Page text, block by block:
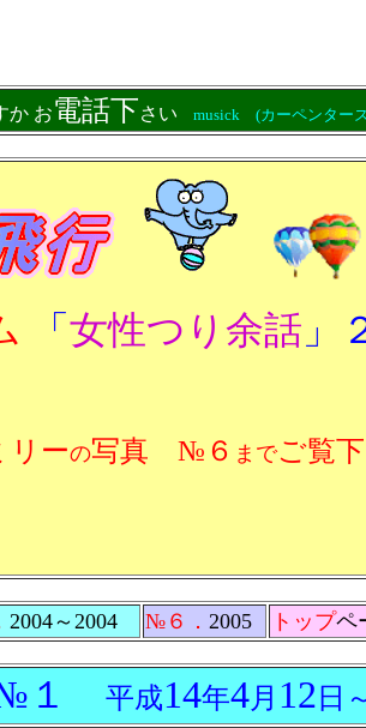
か お電話下さい musick (カーペンター
「 女性つり余話 」
リーの写真 №６ までご覧下
2004～2004 №６． 2005 トップペ
１ 平成14年4月 12 日